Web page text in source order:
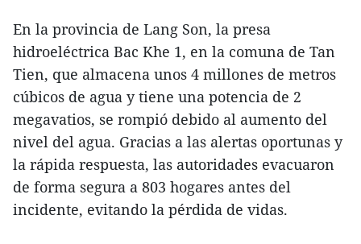
En la provincia de Lang Son, la presa
hidroeléctrica Bac Khe 1, en la comuna de Tan
Tien, que almacena unos 4 millones de metros
cúbicos de agua y tiene una potencia de 2
megavatios, se rompió debido al aumento del
nivel del agua. Gracias a las alertas oportunas y
la rápida respuesta, las autoridades evacuaron
de forma segura a 803 hogares antes del
incidente, evitando la pérdida de vidas.